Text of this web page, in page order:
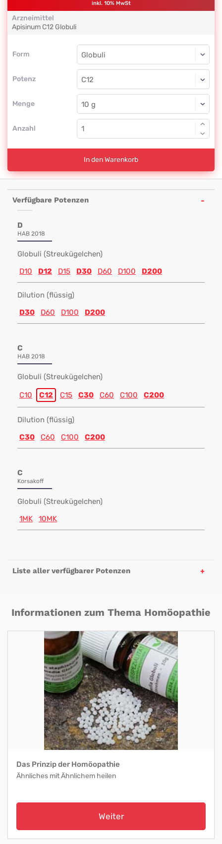
inkl. 10% MwSt
Arzneimittel
Apisinum C12 Globuli
Form
Form
Potenz
Globuli
C12
Menge
Globuli
Anzahl
In den Warenkorb
Verfügbare Potenzen
D
HAB 2018
Globuli (Streukügelchen)
D10
D12 D15 D30 D60 D100 D200
Dilution (flüssig)
D30
D60 D100 D200
C
HAB 2018
Globuli (Streukügelchen)
C10 C12 C15 C30 C60 C100 C200
Dilution (flüssig)
C30
C60 C100 C200
C
Korsakoff
Globuli (Streukügelchen)
1MK
10MK
Liste aller verfügbarer Potenzen
Informationen zum Thema Homöopathie
Das Prinzip der Homöopathie
Ähnliches mit Ähnlichem heilen
Weiter